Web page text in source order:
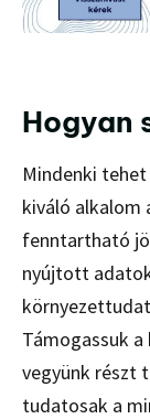
Hogyan
Mindenki
kiváló alkalom
fenntartható
nyújtott
Támogassuk
vegyünk részt
tudatosak a